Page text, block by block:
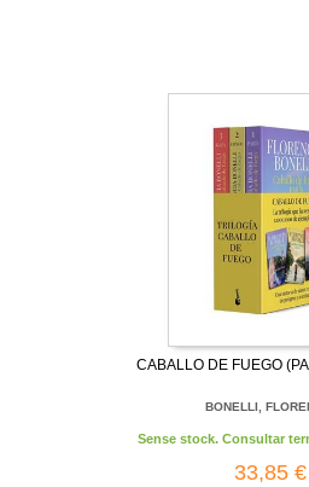
CABALLO DE FUEGO
BONELLI,
Sense stock. Consultar
33,85 €